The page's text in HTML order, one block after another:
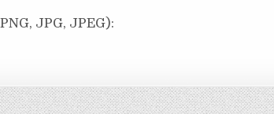
JPG, JPEG):